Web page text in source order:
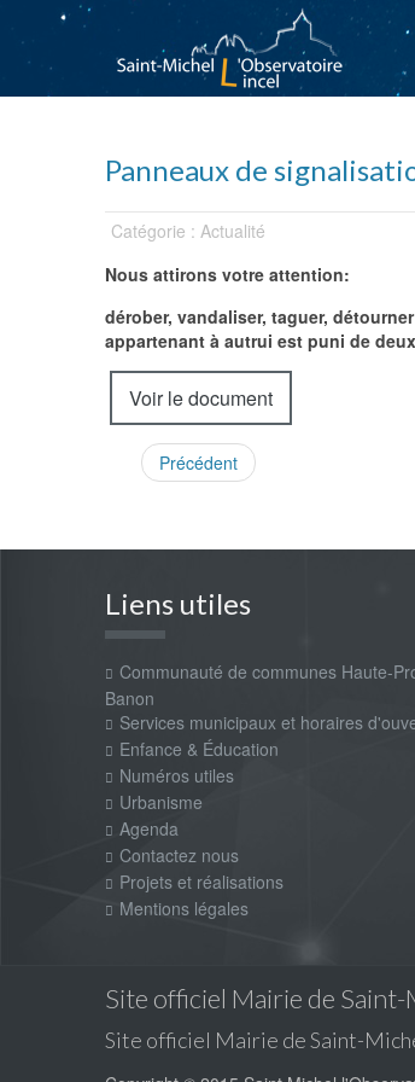
Panneaux de
Catégorie : Actualité
Nous attirons votre attention:
dérober, vandaliser, taguer,
appartenant à autrui est puni de
Voir le document
Précédent
Liens utiles
Communauté de communes Haute-
Banon
Services municipaux et horaires
Enfance & Éducation
Numéros utiles
Urbanisme
Agenda
Contactez nous
Projets et réalisations
Mentions légales
Site officiel Mairie de
Site officiel Mairie de Saint-